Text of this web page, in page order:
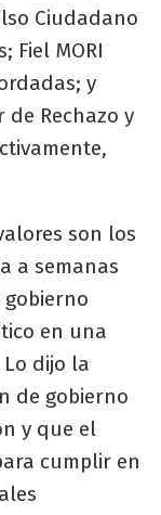
Ciudadano
Fiel MORI
y
de Rechazo y
son los
a semanas
gobierno
en una
dijo la
de gobierno
y que el
cumplir en